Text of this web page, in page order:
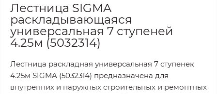
Лестница SIGMA
раскладывающаяся
универсальная 7 ступеней
4.25м (5032314)
Лестница раскладная универсальная 7 ступенек
4.25м SIGMA (5032314) предназначена для
внутренних и наружных строительных и ремонтных